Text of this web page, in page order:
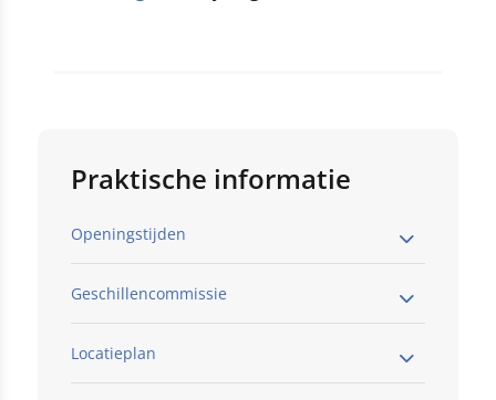
Praktische informatie
Openingstijden
Geschillencommissie
Locatieplan